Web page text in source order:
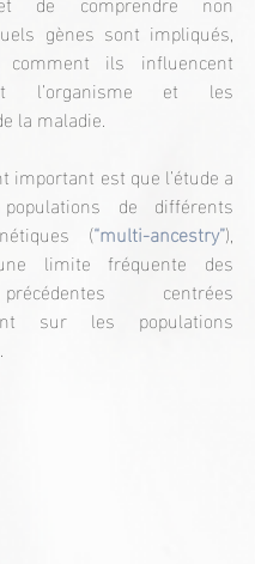
gènes sont impliqués,
ils influencent
l’organisme et les
la maladie.
important est que l’étude a
de différents
(“multi-ancestry”),
limite fréquente des
centrées
sur les populations